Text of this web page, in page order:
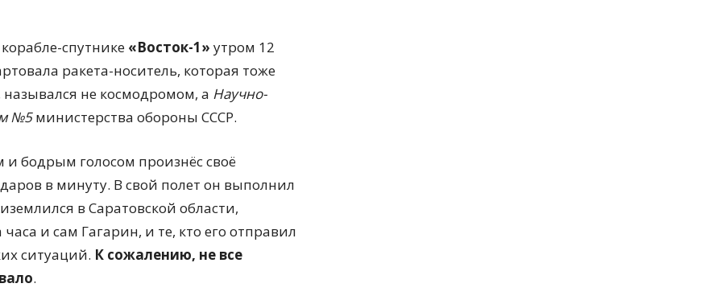
спутнике «Восток-1» утром 12
ракета-носитель, которая тоже
назывался не космодромом, а Научно-
№5министерства обороны СССР.
бодрым голосом произнёс своё
в минуту. В свой полет он выполнил
в Саратовской области,
и сам Гагарин, и те, кто его отправил
ситуаций. К сожалению, не все
.